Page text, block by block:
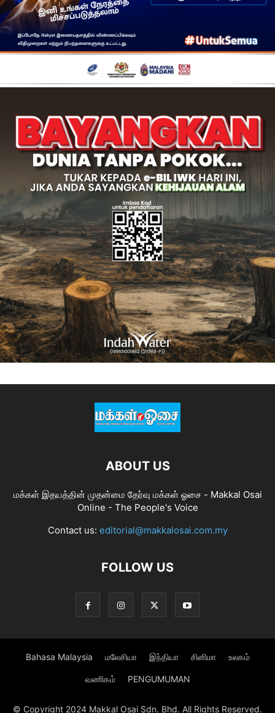
ABOUT US
மக்கள் இதயத்தின் முதன்மை தேர்வு மக்கள் ஓசை - Makkal Osai
Online - The People's Voice
Contact us: editorial@makkalosai.com.my
FOLLOW US
Bahasa Malaysia மலேசியா இந்தியா சினிமா உலகம்
வணிகம் PENGUMUMAN
© Copyright 2024 Makkal Osai Sdn. Bhd. All Rights Reserved.